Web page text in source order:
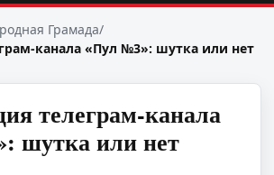
Грамада/
канала «Пул №3»: шутка или нет
телеграм-канала
шутка или нет